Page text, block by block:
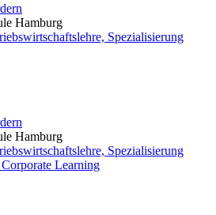
Hamburg
Spezialisierung
Hamburg
Spezialisierung
Learning